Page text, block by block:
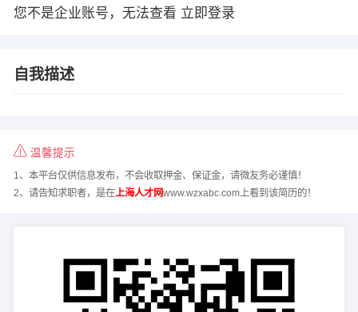
您不是企业账号，无法查看 立即登录
自我描述
温馨提示
1、本平台仅供信息发布，不会收取押金、保证金，请微友务必谨慎！
2、请告知求职者，是在上海人才网www.wzxabc.com上看到该简历的！